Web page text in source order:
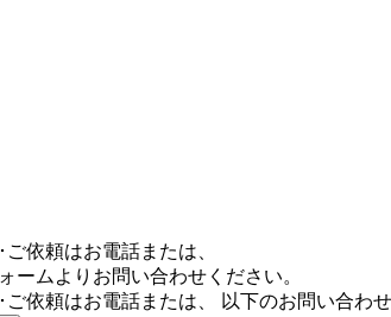
依頼はお電話または、
ームよりお問い合わせください。
依頼はお電話または、 以下のお問い合わ